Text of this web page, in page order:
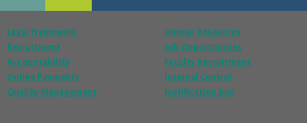
Legal Framework
Recruitment
Accountability
Online Payments
Quality Management
Human Resources
Job Opportunities
Faculty Recruitment
Internal Control
Notification box